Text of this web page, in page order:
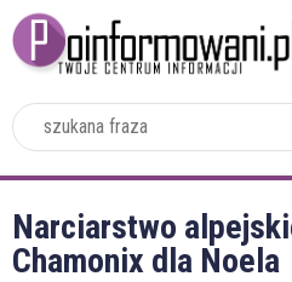
Narciarstwo
Chamonix dla Noela